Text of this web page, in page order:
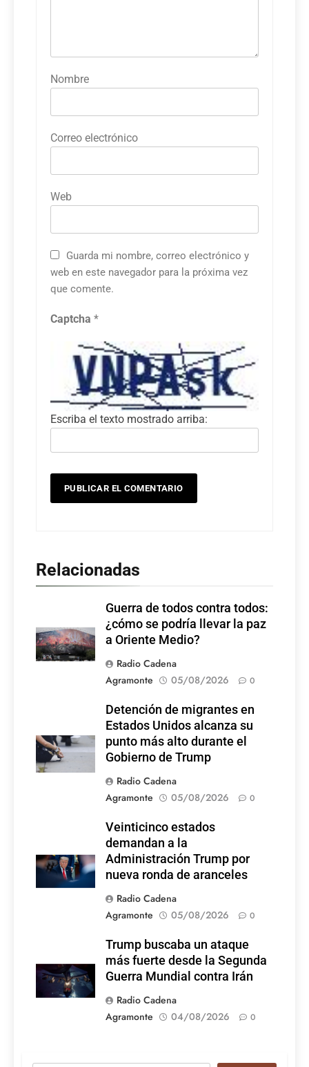
Nombre
Correo electrónico
Web
Guarda mi nombre, correo electrónico y
web en este navegador para la próxima vez
que comente.
Captcha *
Escriba el texto mostrado arriba:
Relacionadas
Guerra de todos contra todos:
¿cómo se podría llevar la paz
a Oriente Medio?
Radio Cadena
Agramonte
05/08/2026 0
Detención de migrantes en
Estados Unidos alcanza su
punto más alto durante el
Gobierno de Trump
Radio Cadena
Agramonte
05/08/2026 0
Veinticinco estados
demandan a la
Administración Trump por
nueva ronda de aranceles
Radio Cadena
Agramonte
05/08/2026 0
Trump buscaba un ataque
más fuerte desde la Segunda
Guerra Mundial contra Irán
Radio Cadena
Agramonte
04/08/2026 0